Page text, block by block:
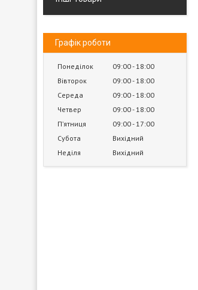
Графік роботи
Понеділок 09:00 18:00
Вівторок
09:00 18:00
Середа
09:00 18:00
Четвер
09:00 18:00
Пʼятниця
09:00 17:00
Субота
Вихідний
Неділя
Вихідний